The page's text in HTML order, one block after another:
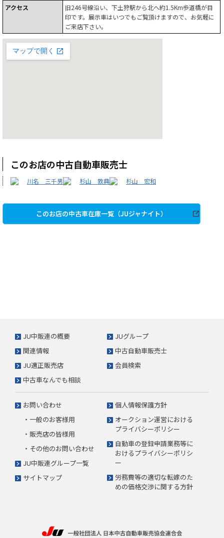
アクセス
旧246号線沿い、下土狩駅から北へ約1.5Km歩道橋が目
印です。展示車はいつでもご覧頂けますので、お気軽に
ご来店下さい。
このお店の中古自動車販売士
川名 三千男 杉山 敦典 杉山 宏和
このお店の中古車在庫一覧（JUジャナイト）
JU中販連の概要
JUグループ
関連情報
中古自動車販売士
JU適正販売店
会員検索
中古車なんでも相談
お問い合わせ
・一般のお客様用
・販売店の皆様用
・その他のお問い合わせ
JU中販連グループ一覧
サイトマップ
個人情報保護方針
オークション運営における
プライバシーポリシー
自動車の登録申請業務等に
おけるプライバシーポリシ
ー
労務費等の適切な転嫁のた
めの価格交渉に関する方針